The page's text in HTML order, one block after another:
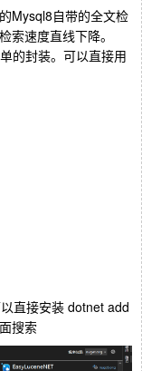
Mysql8自带的全文检
索速度直线下降。
的封装。可以直接用
直接安装 dotnet add
搜索